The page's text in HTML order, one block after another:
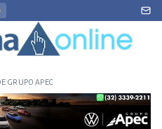
GRUPO APEC